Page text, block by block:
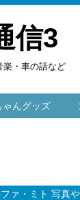
信3
楽・車の話など
ゃんグッズ
ァ・ミト 写真